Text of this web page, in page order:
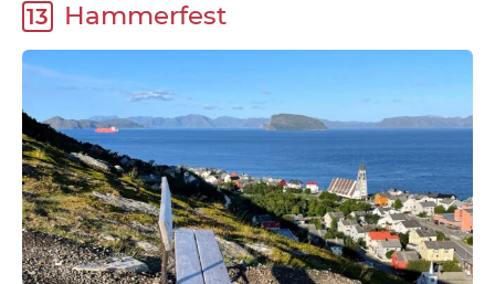
13 Hammerfest